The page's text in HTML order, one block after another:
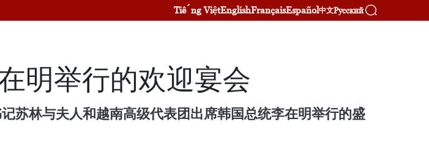
Tiếng ViệtEnglishFrançaisEspañol中文Русский
明举行的欢迎宴会
苏林与夫人和越南高级代表团出席韩国总统李在明举行的盛